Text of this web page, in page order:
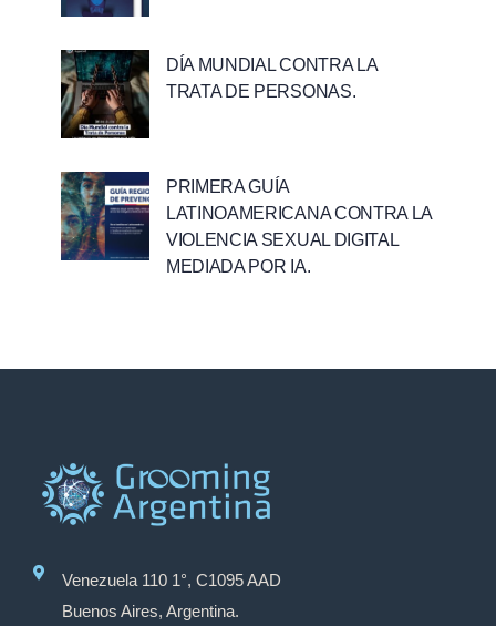
DÍA MUNDIAL CONTRA LA
TRATA DE PERSONAS.
PRIMERA GUÍA
LATINOAMERICANA CONTRA LA
VIOLENCIA SEXUAL DIGITAL
MEDIADA POR IA.
Venezuela 110 1°, C1095 AAD
Buenos Aires, Argentina.